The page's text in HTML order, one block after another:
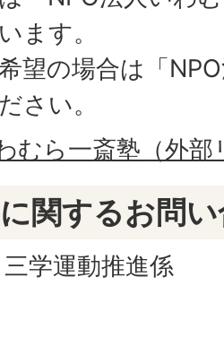
ます。
望の場合は「
さい。
むら一斎塾（外部
関するお問
学運動推進係